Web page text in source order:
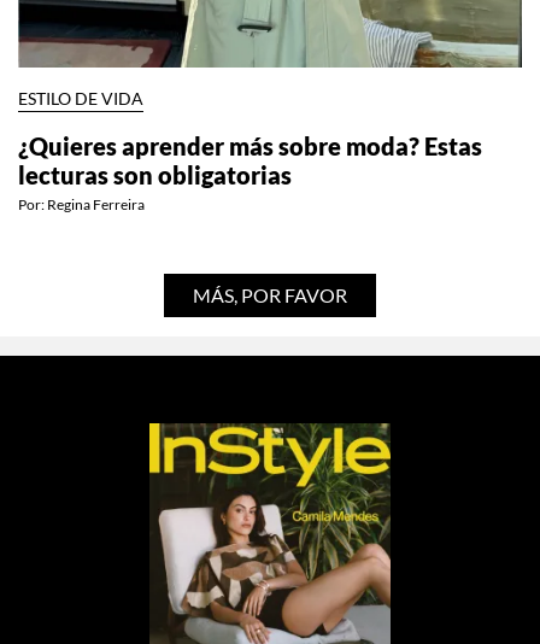
ESTILO DE VIDA
¿Quieres aprender más sobre moda? Estas
lecturas son obligatorias
Por: Regina Ferreira
MÁS, POR FAVOR